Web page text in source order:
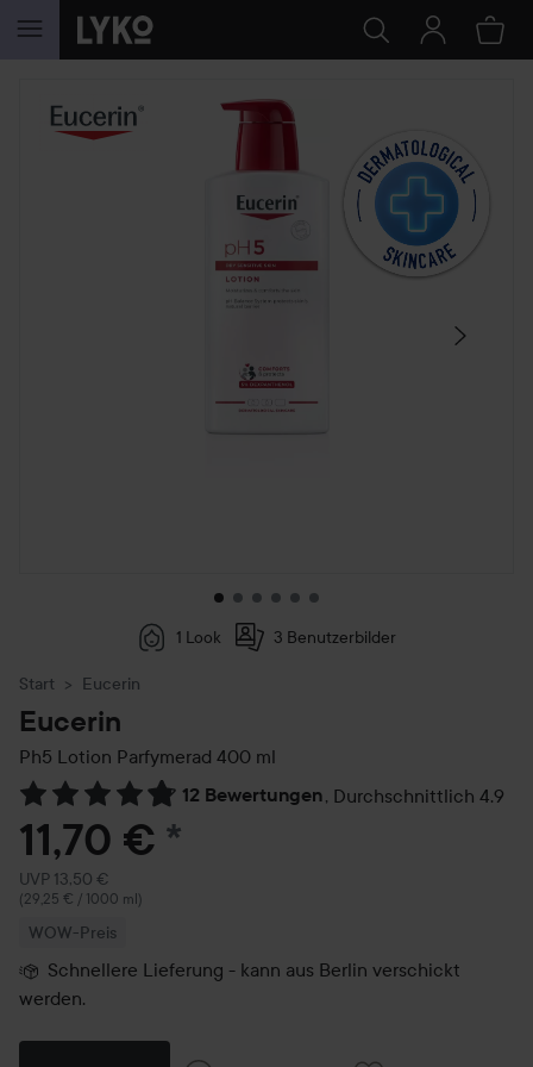
WEITER ZU INHALT
SEKTION ÜBERSPRINGEN
1 Look 3 Benutzerbilder
Start Eucerin
Eucerin
Ph5 Lotion Parfymerad 400 ml
12 Bewertungen, Durchschnittlich 4.9
Weiter zu Reviews & Kommentare
11,70 € *
UVP 13,50 €
Empfohlener Preis 13,50 €
(29,25 € / 1000 ml)
WOW-Preis
Schnellere Lieferung - kann aus Berlin verschickt
werden.